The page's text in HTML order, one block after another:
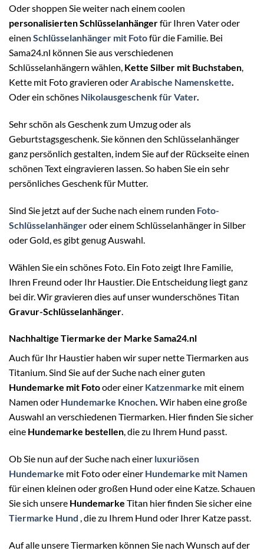
Oder shoppen Sie weiter nach einem coolen
personalisierten Schlüsselanhängerfür Ihren Vater oder
einen Schlüsselanhänger mit Fotofür die Familie. Bei
Sama24.nl können Sie aus verschiedenen
Schlüsselanhängern wählen, Kette Silber mit Buchstaben,
Kette mit Foto gravieren oderArabische Namenskette.
Oder ein schönes Nikolausgeschenk für Vater.
Sehr schön als Geschenk zum Umzug oder als
Geburtstagsgeschenk. Sie können den Schlüsselanhänger
ganz persönlich gestalten, indem Sie auf der Rückseite einen
schönen Text eingravieren lassen. So haben Sie ein sehr
persönliches Geschenk für Mutter.
Sind Sie jetzt auf der Suche nach einem runden Foto-
Schlüsselanhängeroder einem Schlüsselanhänger in Silber
oder Gold, es gibt genug Auswahl.
Wählen Sie ein schönes Foto. Ein Foto zeigt Ihre Familie,
Ihren Freund oder Ihr Haustier. Die Entscheidung liegt ganz
bei dir. Wir gravieren dies auf unser wunderschönes Titan
Gravur-Schlüsselanhänger
Nachhaltige Tiermarke der Marke Sama24.nl
Auch für Ihr Haustier haben wir super nette Tiermarken aus
Titanium. Sind Sie auf der Suche nach einer guten
Hundemarke mit Fotooder einer Katzenmarke mit einem
Namen oder Hundemarke Knochen. Wir haben eine große
Auswahl an verschiedenen Tiermarken. Hier finden Sie sicher
eine Hundemarke bestellen, die zu Ihrem Hund passt.
Ob Sie nun auf der Suche nach einer luxuriösen
Hundemarke mit Foto oder einer Hundemarke mit Namen
für einen kleinen oder großen Hund oder eine Katze. Schauen
Sie sich unsere Hundemarke Titan hier finden Sie sicher eine
Tiermarke Hund , die zu Ihrem Hund oder Ihrer Katze passt.
Auf alle unsere Tiermarken können Sie nach Wunsch auf der